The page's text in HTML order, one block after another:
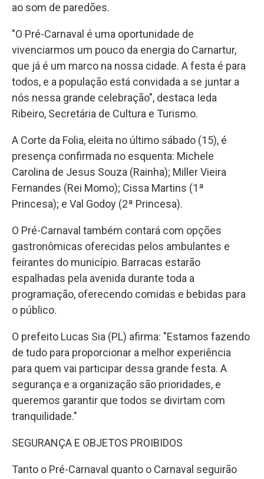
ao som de paredões.
"O Pré-Carnaval é uma oportunidade de
vivenciarmos um pouco da energia do Carnartur,
que já é um marco na nossa cidade. A festa é para
todos, e a população está convidada a se juntar a
nós nessa grande celebração", destaca Ieda
Ribeiro, Secretária de Cultura e Turismo.
A Corte da Folia, eleita no último sábado (15), é
presença confirmada no esquenta: Michele
Carolina de Jesus Souza (Rainha); Miller Vieira
Fernandes (Rei Momo); Cissa Martins (1ª
Princesa); e Val Godoy (2ª Princesa).
O Pré-Carnaval também contará com opções
gastronômicas oferecidas pelos ambulantes e
feirantes do município. Barracas estarão
espalhadas pela avenida durante toda a
programação, oferecendo comidas e bebidas para
o público.
O prefeito Lucas Sia (PL) afirma: "Estamos fazendo
de tudo para proporcionar a melhor experiência
para quem vai participar dessa grande festa. A
segurança e a organização são prioridades, e
queremos garantir que todos se divirtam com
tranquilidade."
SEGURANÇA E OBJETOS PROIBIDOS
Tanto o Pré-Carnaval quanto o Carnaval seguirão